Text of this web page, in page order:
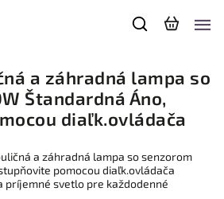
a záhradná lampa so
Štandardná Áno,
diaľk.ovládača
a záhradná lampa so senzorom
pomocou diaľk.ovládača
príjemné svetlo pre každodenné